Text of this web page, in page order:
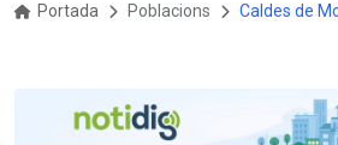
Portada Poblacions